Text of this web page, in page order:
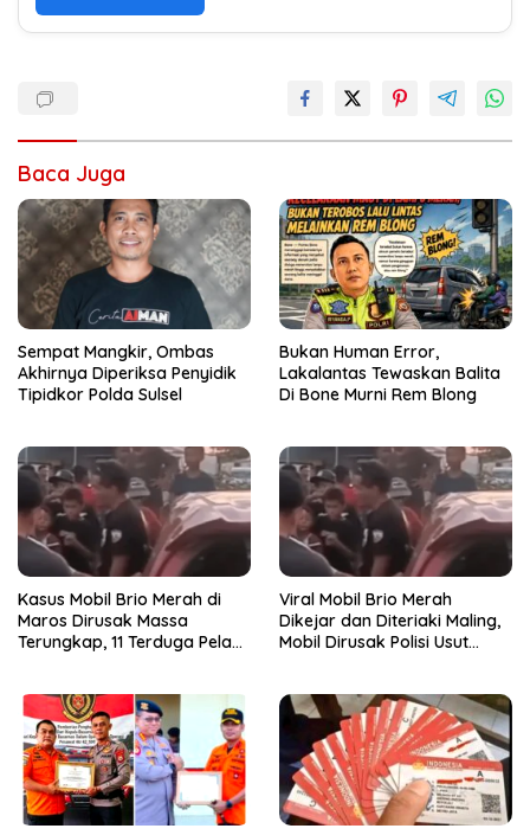
Baca Juga
Sempat Mangkir, Ombas
Akhirnya Diperiksa Penyidik
Tipidkor Polda Sulsel
Bukan Human Error,
Lakalantas Tewaskan Balita
Di Bone Murni Rem Blong
Kasus Mobil Brio Merah di
Maros Dirusak Massa
Terungkap, 11 Terduga Pelaku
Viral Mobil Brio Merah
Dikejar dan Diteriaki Maling,
Mobil Dirusak Polisi Usut